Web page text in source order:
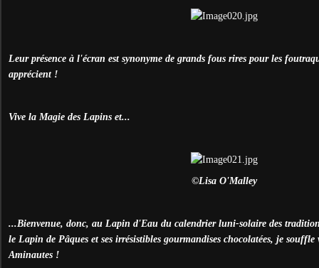
Leur présence à l'écran est synonyme de grands fous rires pour les
apprécient !
Vive la Magie des Lapins et...
©Lisa O'Malley
...Bienvenue, donc, au Lapin d'Eau du calendrier luni-solaire des
le Lapin de Pâques et ses irrésistibles gourmandises chocolatées, je souffle
Aminautes !